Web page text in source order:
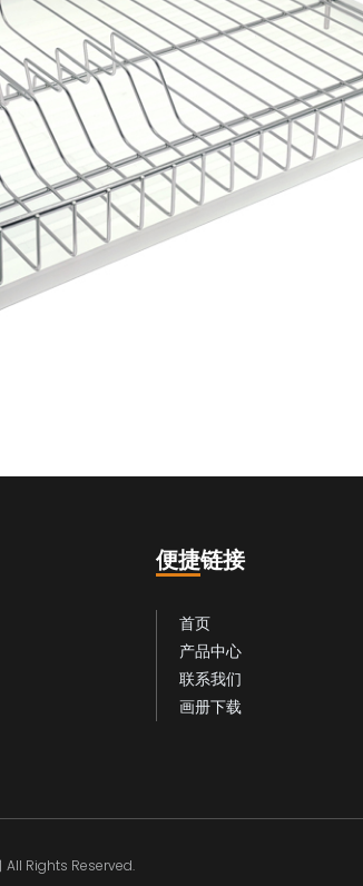
便捷链接
首页
产品中心
联系我们
画册下载
All Rights Reserved.